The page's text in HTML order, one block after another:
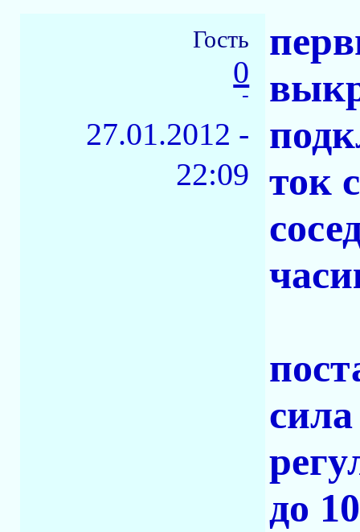
Гость
0
-
27.01.2012 -
22:09 ток
до